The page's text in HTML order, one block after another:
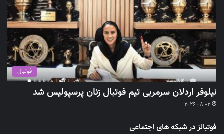
فوتبال
نیلوفر اردلان سرمربی تیم فوتبال زنان پرسپولیس شد
2026-08-02
فوتبالز در شبکه های اجتماعی